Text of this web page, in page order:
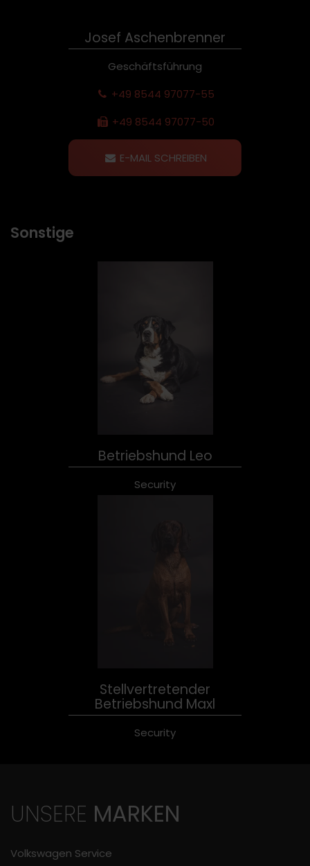
Josef Aschenbrenner
Geschäftsführung
+49 8544 97077-55
+49 8544 97077-50
E-MAIL SCHREIBEN
Sonstige
Betriebshund Leo
Security
Stellvertretender
Betriebshund Maxl
Security
UNSERE MARKEN
Volkswagen Service